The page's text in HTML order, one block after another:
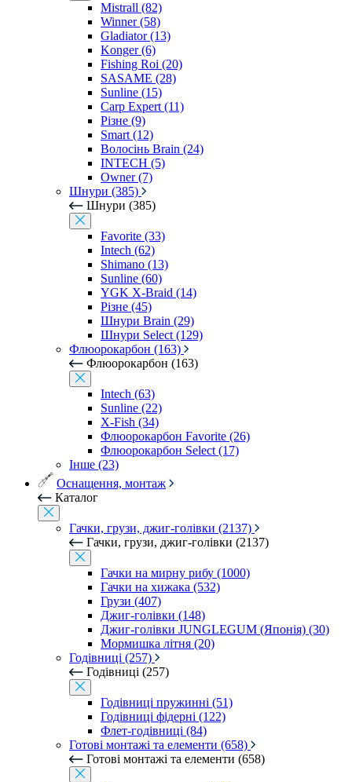
Mistrall (82)
Winner (58)
Gladiator (13)
Konger (6)
Fishing Roi (20)
SASAME (28)
Sunline (15)
Carp Expert (11)
Різне (9)
Smart (12)
Волосінь Brain (24)
INTECH (5)
Owner (7)
Шнури (385)
Шнури (385)
Favorite (33)
Intech (62)
Shimano (13)
Sunline (60)
YGK X-Braid (14)
Різне (45)
Шнури Brain (29)
Шнури Select (129)
Флюорокарбон (163)
Флюорокарбон (163)
Intech (63)
Sunline (22)
X-Fish (34)
Флюорокарбон Favorite (26)
Флюорокарбон Select (17)
Інше (23)
Оснащення, монтаж
Каталог
Гачки, грузи, джиг-голівки (2137)
Гачки, грузи, джиг-голівки (2137)
Гачки на мирну рибу (1000)
Гачки на хижака (532)
Грузи (407)
Джиг-голівки (148)
Джиг-голівки JUNGLEGUM (Японія) (30)
Мормишка літня (20)
Годівниці (257)
Годівниці (257)
Годівниці пружинні (51)
Годівниці фідерні (122)
Флет-годівниці (84)
Готові монтажі та елементи (658)
Готові монтажі та елементи (658)